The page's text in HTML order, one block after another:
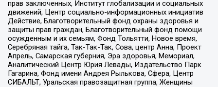
прав заключенных, Институт глобализации и социальных
движений, Центр социально-информационных инициатив
Действие, Благотворительный фонд охраны здоровья и
защиты прав граждан, Благотворительный фонд помощи
осужденным и их семьям, Фонд Тольятти, Новое время,
Серебряная тайга, Так-Так-Так, Сова, центр Анна, Проект
Апрель, Самарская губерния, Эра здоровья, Мемориал,
Аналитический Центр Юрия Левады, Издательство Парк
Гагарина, Фонд имени Андрея Рылькова, Сфера, Центр
СИБАЛЬТ, Уральская правозащитная группа, Женщины